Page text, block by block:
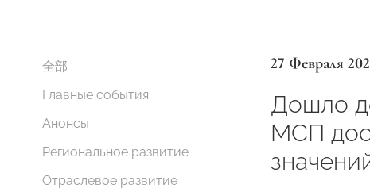
全部
Главные события
Анонсы
Региональное развитие
Отраслевое развитие
27 Февраля
Дошло
МСП